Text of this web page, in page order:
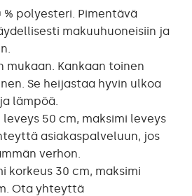
% polyesteri. Pimentävä
makuuhuoneisiin ja
mukaan. Kankaan toinen
Se heijastaa hyvin ulkoa
lämpöä.
leveys 50 cm, maksimi leveys
asiakaspalveluun, jos
verhon.
korkeus 30 cm, maksimi
Ota yhteyttä